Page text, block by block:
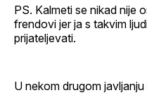
PS. Kalmeti se nikad nije
frendovi jer ja s takvim
prijateljevati.
U nekom drugom